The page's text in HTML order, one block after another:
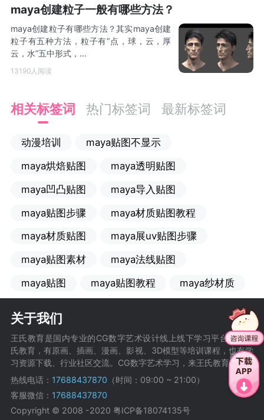
maya创建粒子一般有哪些方法？
maya创建粒子有哪些方法？其实maya创建
粒子有五种方法，粒子有“点，球，云，厚
云，水”五中形式，...
13190人阅读
相关标签词 热门标签词 最新标签词
动漫培训
maya贴图不显示
maya烘焙贴图
maya透明贴图
maya凹凸贴图
maya导入贴图
maya贴图步骤
maya材质贴图教程
maya材质贴图
maya展uv贴图步骤
maya贴图素材
maya法线贴图
maya贴图
maya贴图教程 maya纱材质
关于我们
王氏教育是国内专业的CG数字艺术设计线上线下学习平台，在王
氏教育，有原画、插画、漫画、影视、3D模型等培训课程，也有学
习资源下载、行业社区交流。CG数字艺术学习，来王氏教育。
热线电话： 17688437870 （时间：09:00 ~ 21:00）
客服微信： 17688437870
Copyright © 2008 -2020 粤ICP备18074135号